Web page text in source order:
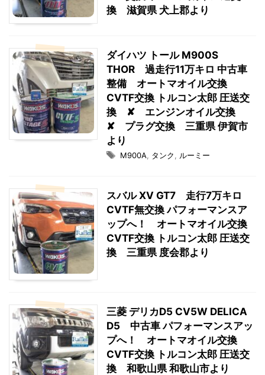
換 滋賀県 犬上郡より
ダイハツ トール M900S
THOR 過走行11万キロ 中古車
整備 オートマオイル交換
CVTF交換 トルコン太郎 圧送交
換 ✘ エンジンオイル交換
✘ プラグ交換 三重県 伊賀市
より
M900A タンク ルーミー
スバル XV GT7 走行7万キロ
CVTF無交換 パフォーマンスア
ップへ！ オートマオイル交換
CVTF交換 トルコン太郎 圧送交
換 三重県 度会郡より
三菱 デリカD5 CV5W DELICA
D5 中古車 パフォーマンスアッ
プへ！ オートマオイル交換
CVTF交換 トルコン太郎 圧送交
換 和歌山県 和歌山市より